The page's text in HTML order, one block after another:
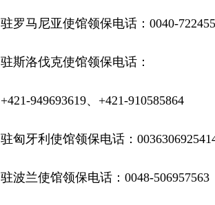
驻罗马尼亚使馆领保电话： 0040-
驻斯洛伐克使馆领保电话：
+421-949693619、 +421-910585864
驻匈牙利使馆领保电话：
驻波兰使馆领保电话： 0048-506957563